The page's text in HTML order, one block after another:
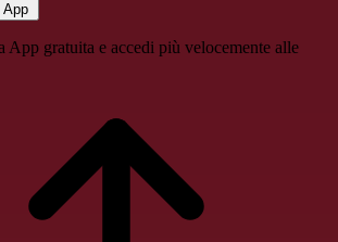
App
App gratuita e accedi più velocemente alle